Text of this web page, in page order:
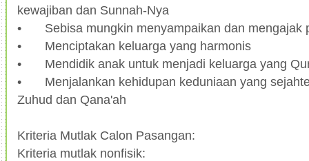
kewajiban dan Sunnah-Nya
•
Sebisa mungkin menyampaikan dan mengajak
•
Menciptakan keluarga yang harmonis
•
Mendidik anak untuk menjadi keluarga yang
•
Menjalankan kehidupan keduniaan yang
Zuhud dan Qana'ah
Kriteria Mutlak Calon Pasangan:
Kriteria mutlak nonfisik: